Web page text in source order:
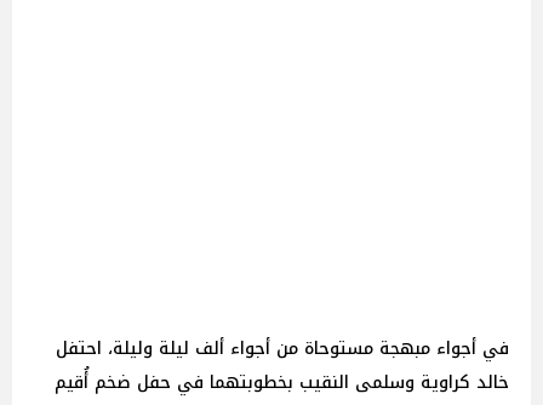
في أجواء مبهجة مستوحاة من أجواء ألف ليلة وليلة، احتفل
خالد كراوية وسلمى النقيب بخطوبتهما في حفل ضخم أُقيم